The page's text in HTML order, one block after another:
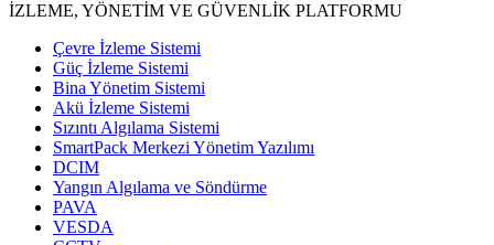
İZLEME, YÖNETİM VE GÜVENLİK PLATFORMU
Çevre İzleme Sistemi
Güç İzleme Sistemi
Bina Yönetim Sistemi
Akü İzleme Sistemi
Sızıntı Algılama Sistemi
SmartPack Merkezi Yönetim Yazılımı
DCIM
Yangın Algılama ve Söndürme
PAVA
VESDA